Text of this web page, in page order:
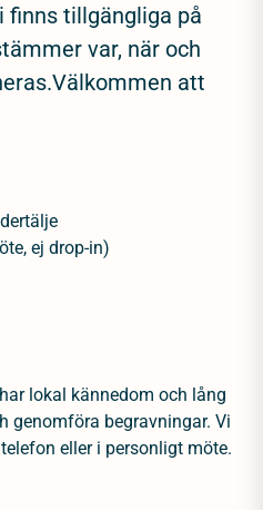
finns tillgängliga på
var, när och
att
ej drop-in)
lokal kännedom och lång
genomföra begravningar. Vi
eller i personligt möte.